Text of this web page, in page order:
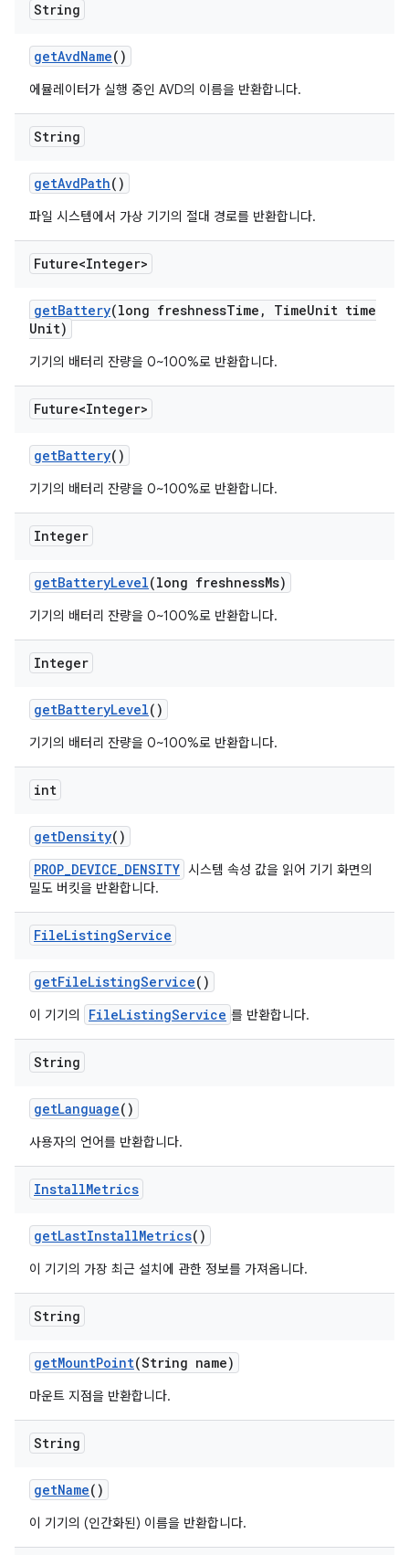
String
getAvdName()
에뮬레이터가 실행 중인 AVD의 이름을 반환합니다.
String
getAvdPath()
파일 시스템에서 가상 기기의 절대 경로를 반환합니다.
Future<Integer>
getBattery(long freshnessTime , TimeUnit time
Unit)
기기의 배터리 잔량을 0~100%로 반환합니다.
Future<Integer>
getBattery()
기기의 배터리 잔량을 0~100%로 반환합니다.
Integer
getBatteryLevel(long freshnessMs)
기기의 배터리 잔량을 0~100%로 반환합니다.
Integer
getBatteryLevel()
기기의 배터리 잔량을 0~100%로 반환합니다.
int
getDensity()
PROP_DEVICE_DENSITY 시스템 속성 값을 읽어 기기 화면의
밀도 버킷을 반환합니다.
FileListingService
getFileListingService()
이 기기의 FileListingService 를 반환합니다.
String
getLanguage()
사용자의 언어를 반환합니다.
InstallMetrics
getLastInstallMetrics()
이 기기의 가장 최근 설치에 관한 정보를 가져옵니다.
String
getMountPoint(String name)
마운트 지점을 반환합니다.
String
getName()
이 기기의 (인간화된) 이름을 반환합니다.